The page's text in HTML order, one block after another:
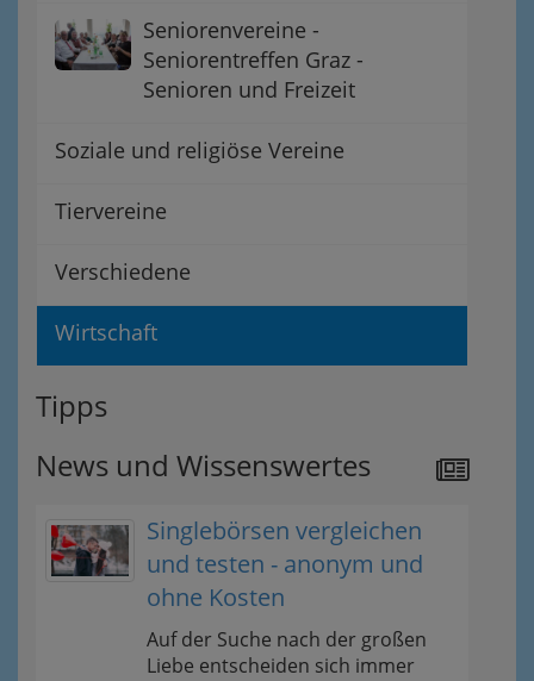
Seniorenvereine -
Seniorentreffen Graz -
Senioren und Freizeit
Soziale und religiöse Vereine
Tiervereine
Verschiedene
Wirtschaft
Tipps
News und Wissenswertes
Singlebörsen vergleichen
und testen - anonym und
ohne Kosten
Auf der Suche nach der großen
Liebe entscheiden sich immer